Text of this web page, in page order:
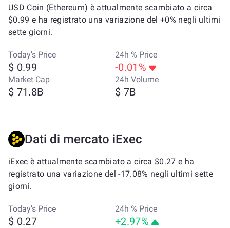
USD Coin (Ethereum) è attualmente scambiato a circa
$0.99 e ha registrato una variazione del +0% negli ultimi
sette giorni.
Today’s Price
$ 0.99
24h % Price
-0.01%
Market Cap
$ 71.8B
24h Volume
$ 7B
Dati di mercato iExec
iExec è attualmente scambiato a circa $0.27 e ha
registrato una variazione del -17.08% negli ultimi sette
giorni.
Today’s Price
$ 0.27
24h % Price
+2.97%